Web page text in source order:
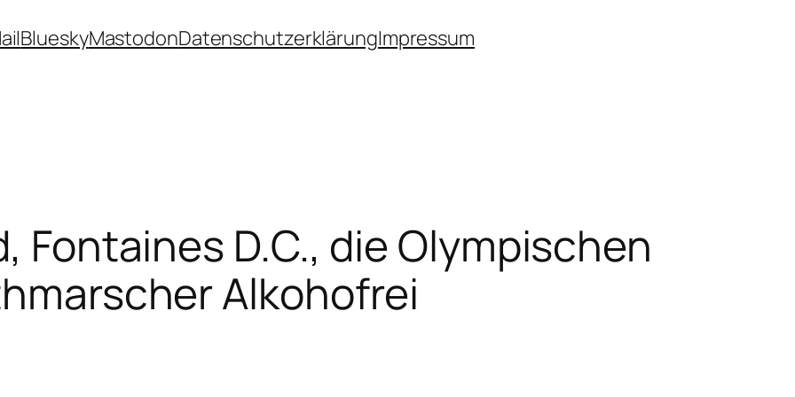
BlueskyMastodonDatenschutzerklärungImpressum
Fontaines D.C., die Olympischen
Alkohofrei